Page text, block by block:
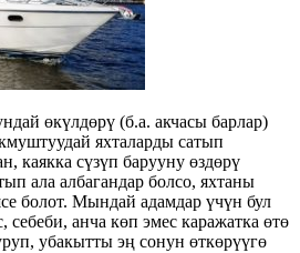
өкүлдөрү (б.а. акчасы барлар)
яхталарды сатып
каякка сүзүп барууну өздөрү
ала албагандар болсо, яхтаны
болот. Мындай адамдар үчүн бул
себеби, анча көп эмес каражатка өтө
убакытты эң сонун өткөрүүгө